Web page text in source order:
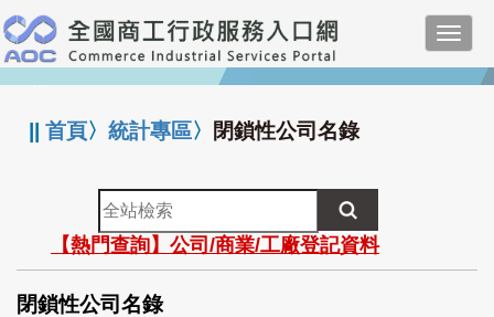
跳
到
主
要
:::
||首頁〉統計專區〉 閉鎖性公司名錄
全
站
檢
索
【熱門查詢】公司/商業/工廠登記資料
閉鎖性公司名錄